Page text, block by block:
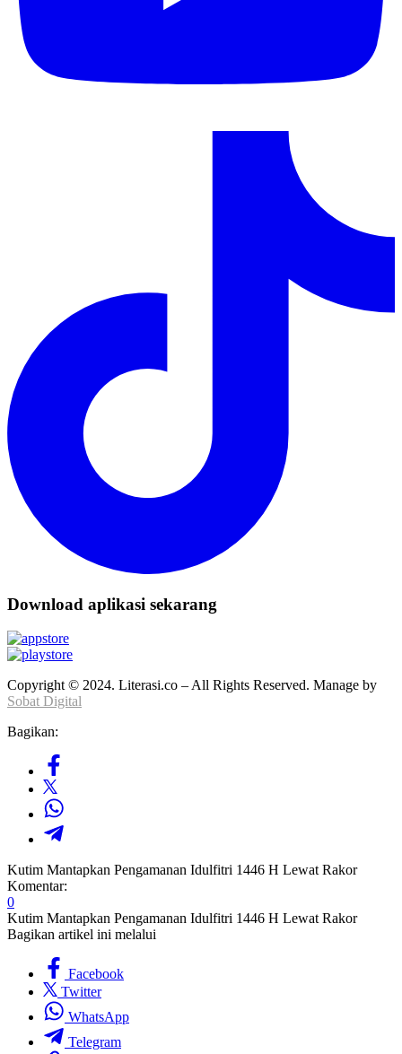
Download aplikasi sekarang
Copyright © 2024. Literasi.co – All Rights Reserved. Manage by
Sobat Digital
Bagikan:
Kutim Mantapkan Pengamanan Idulfitri 1446 H Lewat Rakor
Komentar:
0
Kutim Mantapkan Pengamanan Idulfitri 1446 H Lewat Rakor
Bagikan artikel ini melalui
Facebook
Twitter
WhatsApp
Telegram